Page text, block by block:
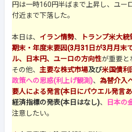
円は一時160円半ばまで上昇し、ユー
付近まで下落した。
本日は、 イラン情勢、 トランプ米大
期末・年度末要因(3月31日が3月月末
ル、日本円、ユーロの方向性が重要と
その他、 主要な株式市場及び米国債利
政策への思惑(利上げ観測)、 為替介入
要人による発言(本日にパウエル発言
経済指標の発表(本日はなし)、 日本の
注意したい。